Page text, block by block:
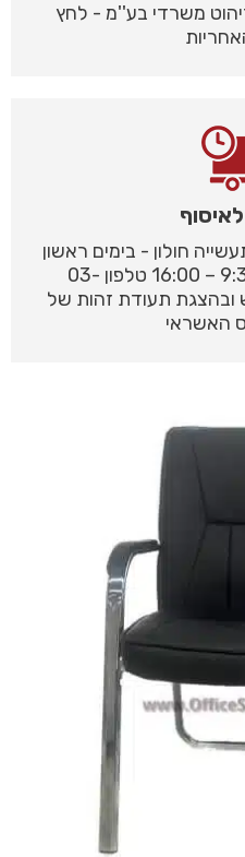
ריהוט משרדי בע''מ - לחץ
19 אזור התעשייה חולון - בימים ראשון
עד חמישי בין השעות 9:30 – 16:00 טלפון 03-
מראש ובהצגת תעודת זהות של
האשראי